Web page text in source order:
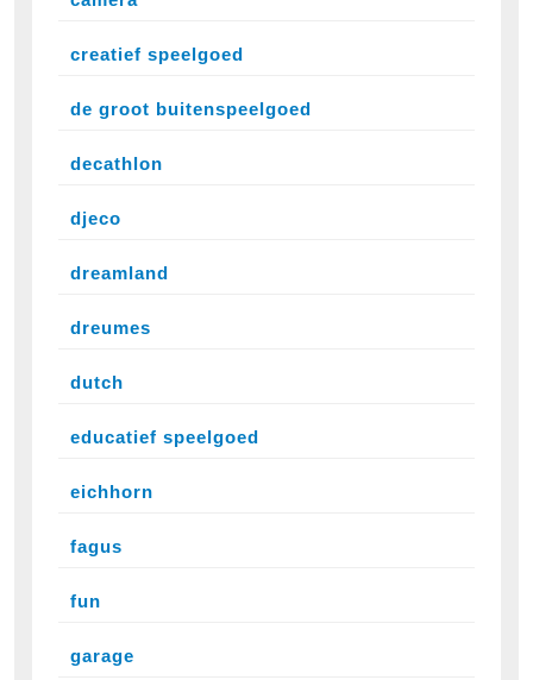
creatief speelgoed
de groot buitenspeelgoed
decathlon
djeco
dreamland
dreumes
dutch
educatief speelgoed
eichhorn
fagus
fun
garage